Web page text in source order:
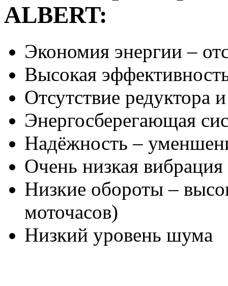
ALBERT:
Экономия энергии –
Высокая
Отсутствие редуктора
Энергосберегающая
Надёжность –
Очень низкая вибрация
Низкие обороты –
моточасов)
Низкий уровень шума